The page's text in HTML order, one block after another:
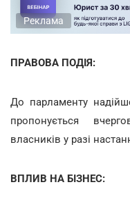
Реклама
ПРАВОВА ПОДІЯ:
До парламенту
пропонується
власників у разі
ВПЛИВ НА БІЗНЕС: